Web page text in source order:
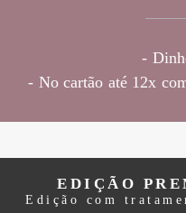
-
- No cartão até 12x
EDIÇÃO
Edição com